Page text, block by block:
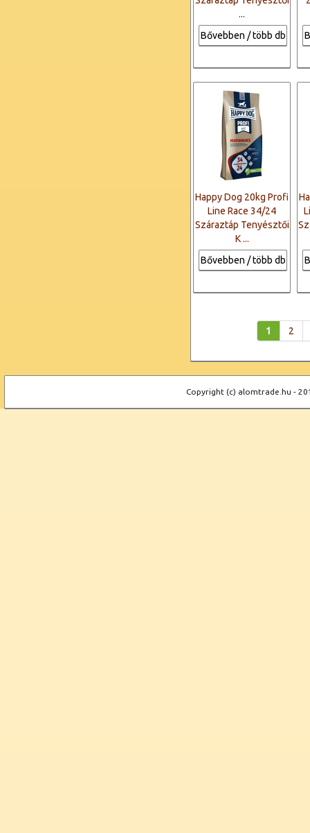
...
Bővebben / több db
Happy Dog 20kg Profi
Line Race 34/24
Száraztáp Tenyésztői
K ...
Bővebben / több db
1 2
Copyright (c) alomtrade.hu -